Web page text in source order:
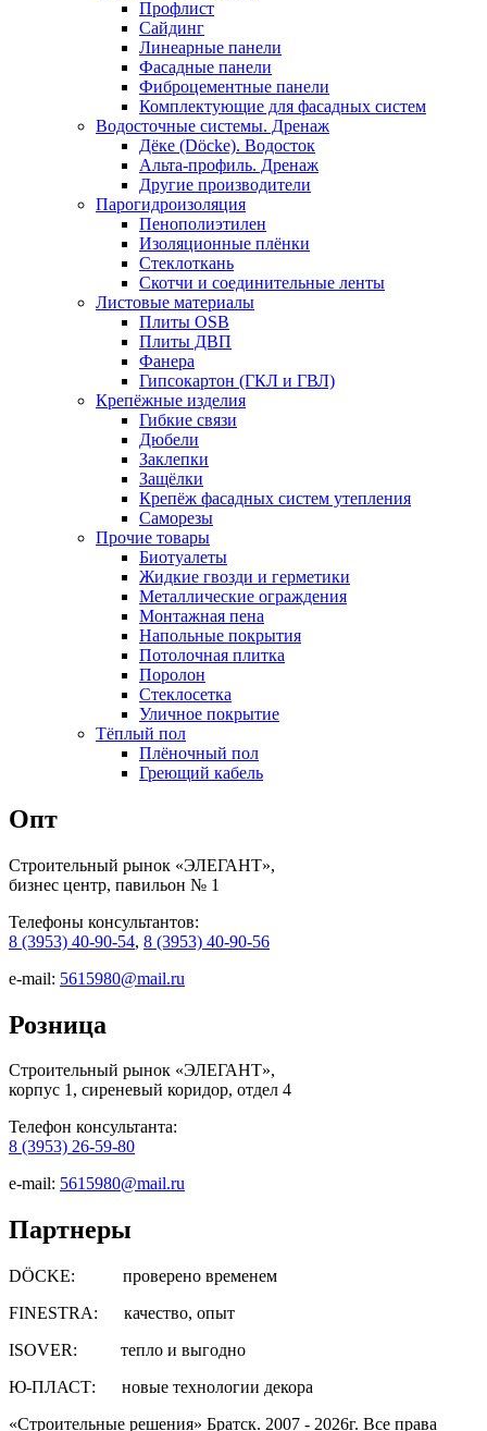
Профлист
Сайдинг
Линеарные панели
Фасадные панели
Фиброцементные панели
Комплектующие для фасадных систем
Водосточные системы. Дренаж
Дёке (Döcke). Водосток
Альта-профиль. Дренаж
Другие производители
Парогидроизоляция
Пенополиэтилен
Изоляционные плёнки
Стеклоткань
Скотчи и соединительные ленты
Листовые материалы
Плиты OSB
Плиты ДВП
Фанера
Гипсокартон (ГКЛ и ГВЛ)
Крепёжные изделия
Гибкие связи
Дюбели
Заклепки
Защёлки
Крепёж фасадных систем утепления
Саморезы
Прочие товары
Биотуалеты
Жидкие гвозди и герметики
Металлические ограждения
Монтажная пена
Напольные покрытия
Потолочная плитка
Поролон
Стеклосетка
Уличное покрытие
Тёплый пол
Плёночный пол
Греющий кабель
Опт
Строительный рынок «ЭЛЕГАНТ»,
бизнес центр, павильон № 1
Телефоны консультантов:
8 (3953) 40-90-54, 8 (3953) 40-90-56
e-mail: 5615980@mail.ru
Розница
Строительный рынок «ЭЛЕГАНТ»,
корпус 1, сиреневый коридор, отдел 4
Телефон консультанта:
8 (3953) 26-59-80
e-mail: 5615980@mail.ru
Партнеры
DÖCKE: проверено временем
FINESTRA: качество, опыт
ISOVER: тепло и выгодно
Ю-ПЛАСТ: новые технологии декора
«Строительные решения» Братск. 2007 - 2026г. Все права